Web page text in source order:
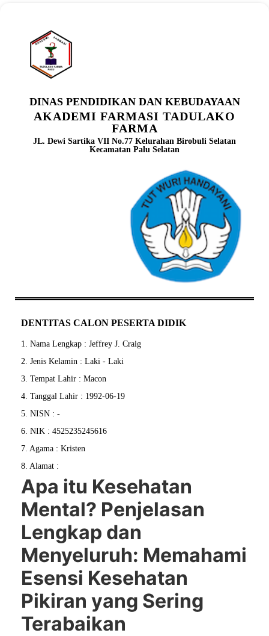
DINAS PENDIDIKAN DAN KEBUDAYAAN
AKADEMI FARMASI TADULAKO
FARMA
JL. Dewi Sartika VII No.77 Kelurahan Birobuli Selatan
Kecamatan Palu Selatan
DENTITAS CALON PESERTA DIDIK
1. Nama Lengkap : Jeffrey J. Craig
2. Jenis Kelamin : Laki - Laki
3. Tempat Lahir : Macon
4. Tanggal Lahir : 1992-06-19
5. NISN : -
6. NIK : 4525235245616
7. Agama : Kristen
8. Alamat :
Apa itu Kesehatan
Mental? Penjelasan
Lengkap dan
Menyeluruh: Memahami
Esensi Kesehatan
Pikiran yang Sering
Terabaikan